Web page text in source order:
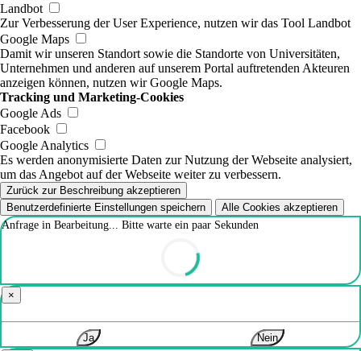
Landbot
Zur Verbesserung der User Experience, nutzen wir das Tool Landbot
Google Maps
Damit wir unseren Standort sowie die Standorte von Universitäten,
Unternehmen und anderen auf unserem Portal auftretenden Akteuren
anzeigen können, nutzen wir Google Maps.
Tracking und Marketing-Cookies
Google Ads
Facebook
Google Analytics
Es werden anonymisierte Daten zur Nutzung der Webseite analysiert,
um das Angebot auf der Webseite weiter zu verbessern.
Zurück zur Beschreibung akzeptieren
Benutzerdefinierte Einstellungen speichern
Alle Cookies akzeptieren
Anfrage in Bearbeitung... Bitte warte ein paar Sekunden
×
Ja Nein